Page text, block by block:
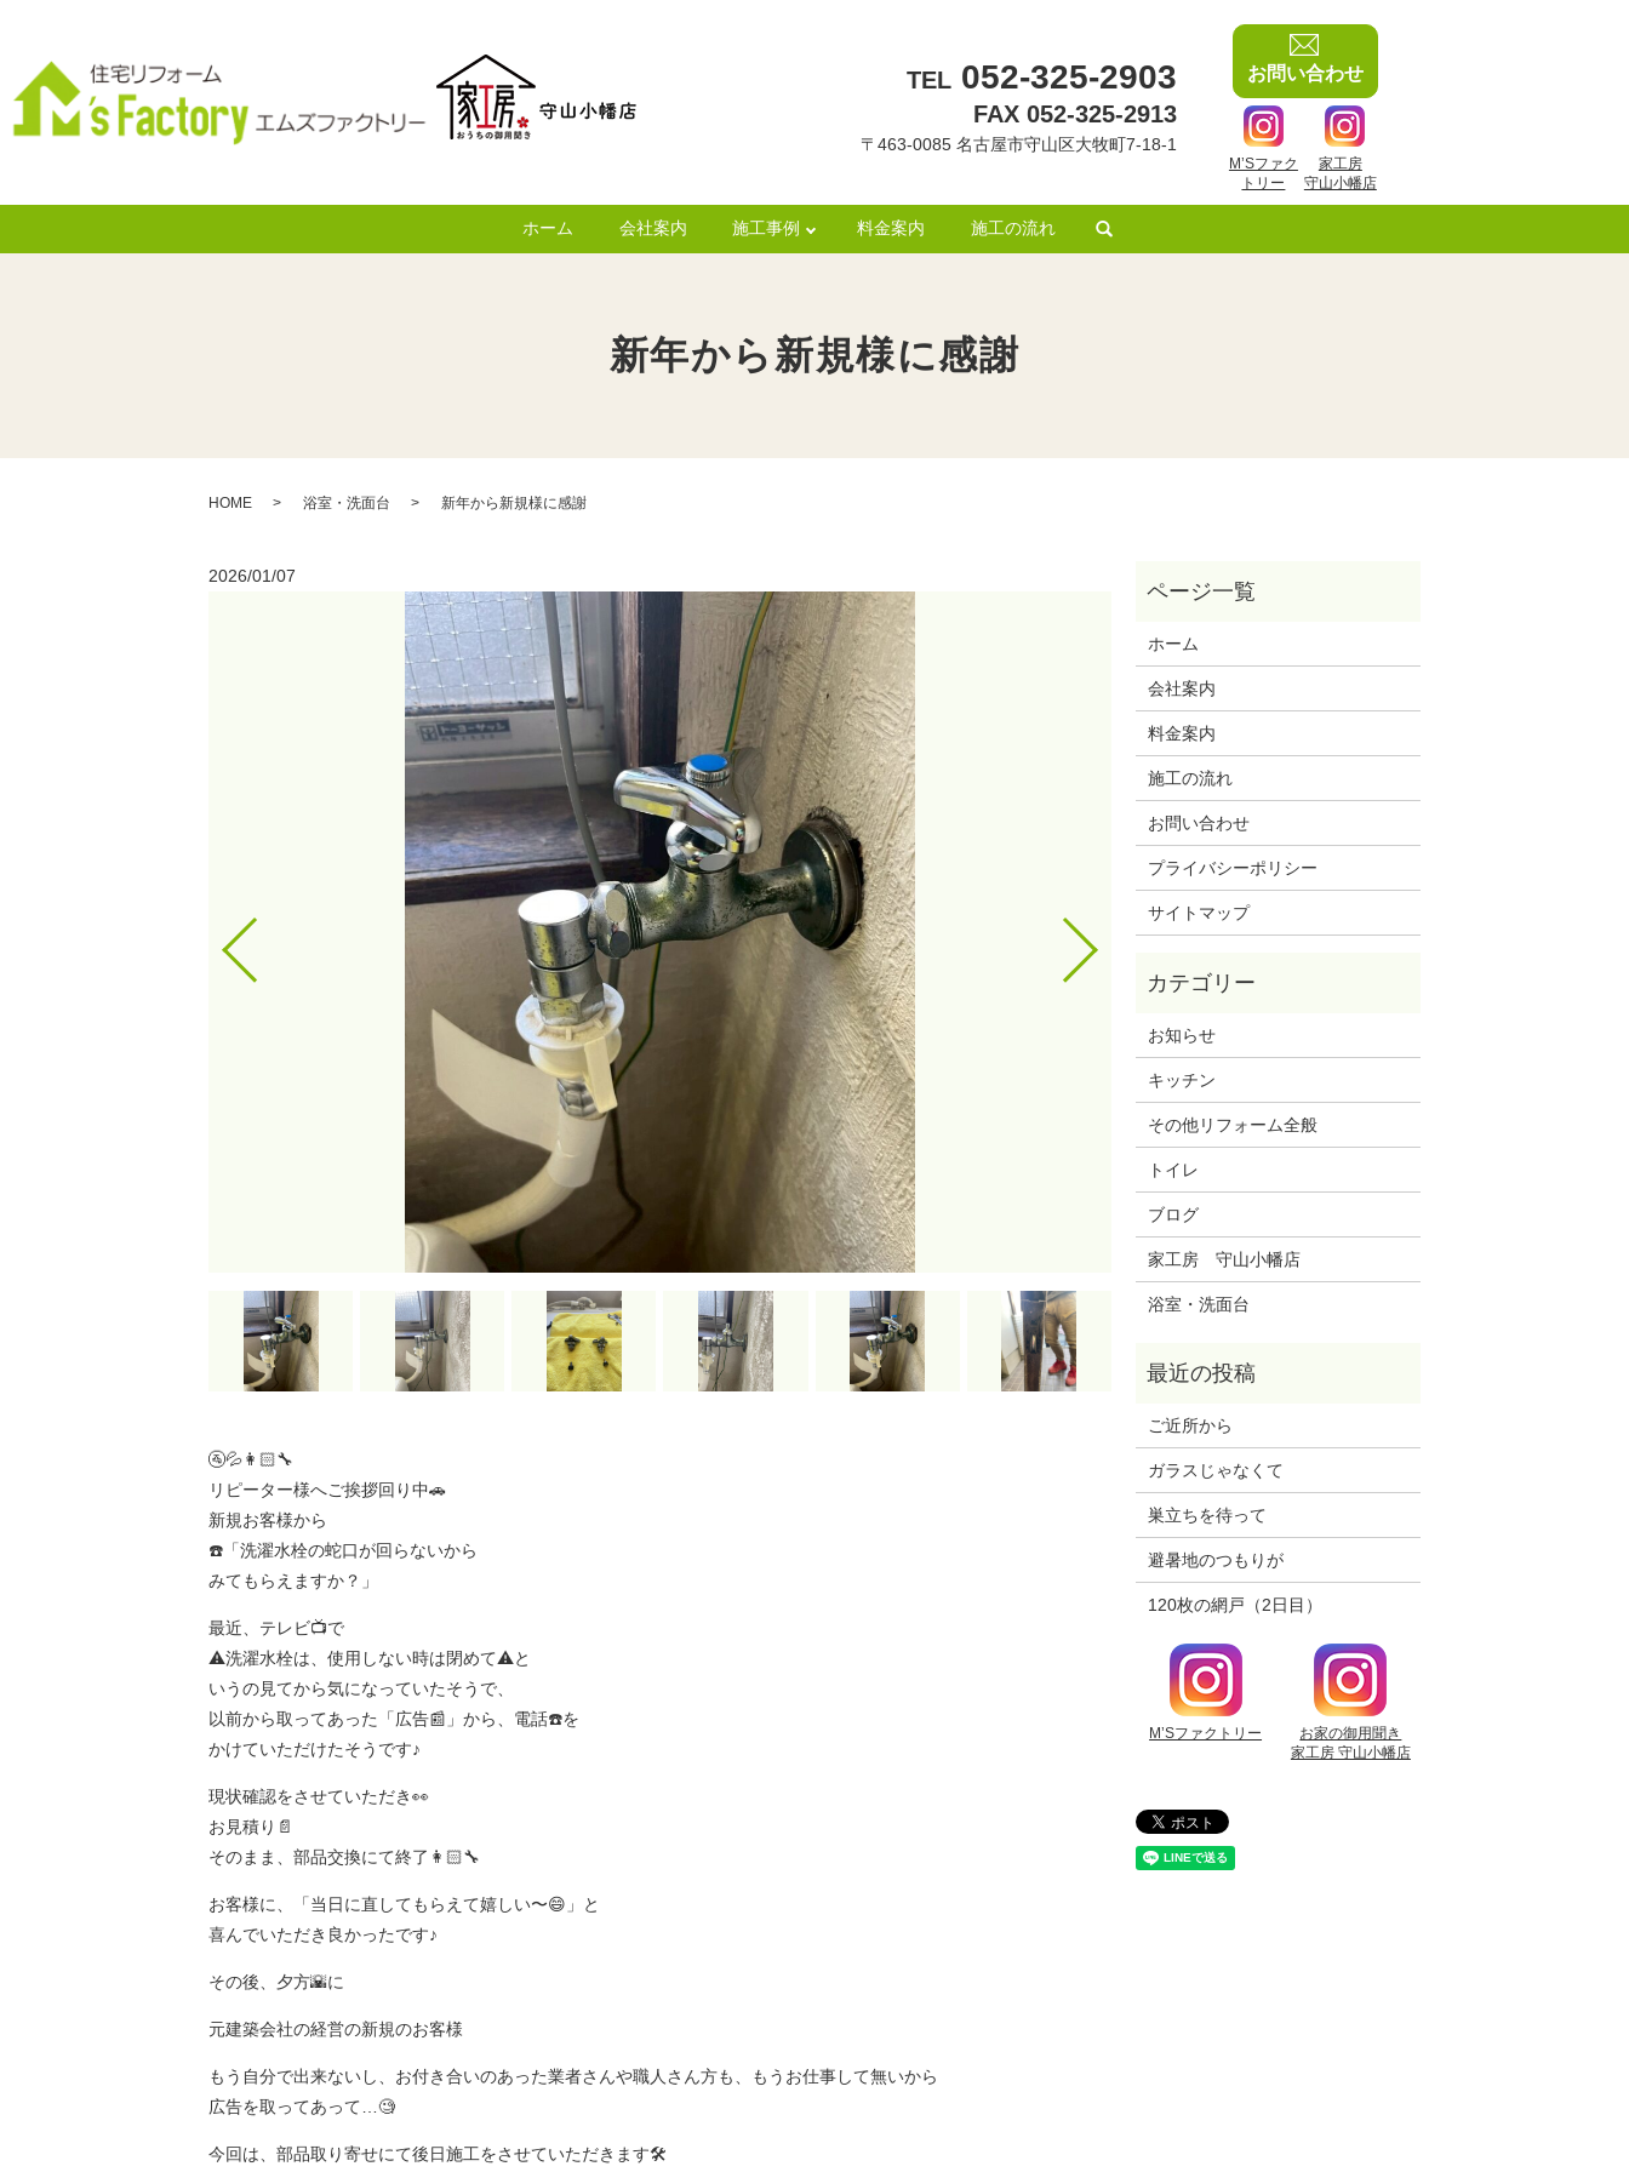
ホーム 会社案内 施工事例 料金案内 施工の流れ
TEL 052-325-2903
FAX 052-325-2913
〒463-0085 名古屋市守山区大牧町7-18-1
お問い合わせ
M’Sファク
トリー
家工房
守山小幡店
新年から新規様に感謝
HOME 浴室・洗面台 新年から新規様に感謝
2026/01/07
🚰💦👩🏻‍🔧
リピーター様へご挨拶回り中🚗
新規お客様から
☎️「洗濯水栓の蛇口が回らないから
みてもらえますか？」
最近、テレビ📺で
⚠️洗濯水栓は、使用しない時は閉めて⚠️と
いうの見てから気になっていたそうで、
以前から取ってあった「広告📰」から、電話☎️を
かけていただけたそうです♪
現状確認をさせていただき👀
お見積り📄
そのまま、部品交換にて終了👩🏻‍🔧
お客様に、「当日に直してもらえて嬉しい〜😄」と
喜んでいただき良かったです♪
その後、夕方🌇に
元建築会社の経営の新規のお客様
もう自分で出来ないし、お付き合いのあった業者さんや職人さん方も、もうお仕事して無いから
広告を取ってあって…🧐
今回は、部品取り寄せにて後日施工をさせていただきます🛠️
ホーム
会社案内
料金案内
施工の流れ
お問い合わせ
プライバシーポリシー
サイトマップ
お知らせ
キッチン
その他リフォーム全般
トイレ
ブログ
家工房 守山小幡店
浴室・洗面台
ご近所から
ガラスじゃなくて
巣立ちを待って
避暑地のつもりが
120枚の網戸（2日目）
M’Sファクトリー
お家の御用聞き
家工房 守山小幡店